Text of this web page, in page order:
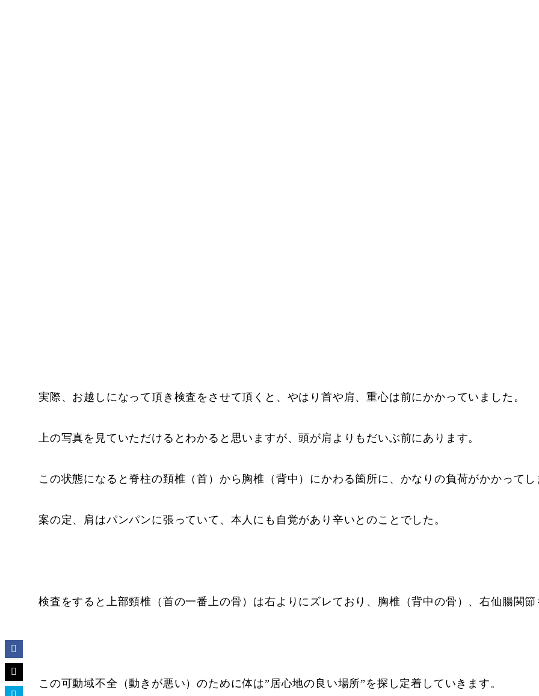
実際、お越しになって頂き検査をさせて頂くと、やはり首や肩、重心は前にかかっていました。
上の写真を見ていただけるとわかると思いますが、頭が肩よりもだいぶ前にあります。
この状態になると脊柱の頚椎（首）から胸椎（背中）にかわる箇所に、かなりの負荷がかかって
案の定、肩はパンパンに張っていて、本人にも自覚があり辛いとのことでした。
検査をすると上部頸椎（首の一番上の骨）は右よりにズレており、胸椎（背中の骨）、右仙腸関
この可動域不全（動きが悪い）のために体は”居心地の良い場所”を探し定着していきます。